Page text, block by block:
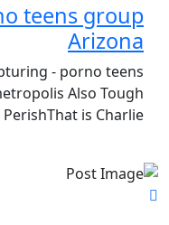
teens group
Arizona
- porno teens
Also Tough
is Charlie…